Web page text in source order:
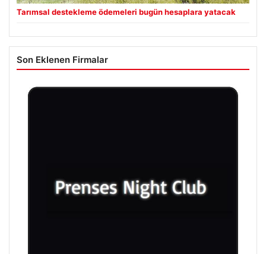
Tarımsal destekleme ödemeleri bugün hesaplara yatacak
Son Eklenen Firmalar